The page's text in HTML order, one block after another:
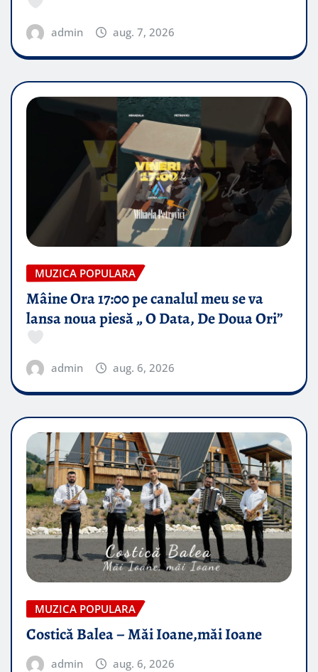
admin aug. 7, 2026
MUZICA POPULARA
Mâine Ora 17:00 pe canalul meu se va
lansa noua piesă „ O Data, De Doua Ori”
admin aug. 6, 2026
MUZICA POPULARA
Costică Balea – Măi Ioane,măi Ioane
admin aug. 6, 2026